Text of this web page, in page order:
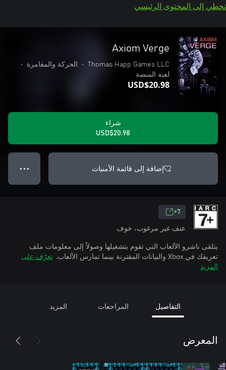
تخطي إلى المحتوى الرئيسي
Axiom Verge
Thomas Happ Games LLC
• الحركة والمغامرة
•
لعبة المنصة
USD$20.98
شراء
USD$20.98
إضافة إلى قائمة الأمنيات ● ● ●
7+
عنف غير مرغوب، خوف
يتلقى ناشرو الألعاب التي تقوم بتشغيلها وصولاً إلى معلومات ملف
تعريفك في Xbox والبيانات المقترنة بينما تمارس الألعاب.
تعرّف على
المزيد
التفاصيل المراجعات المزيد
المعرض